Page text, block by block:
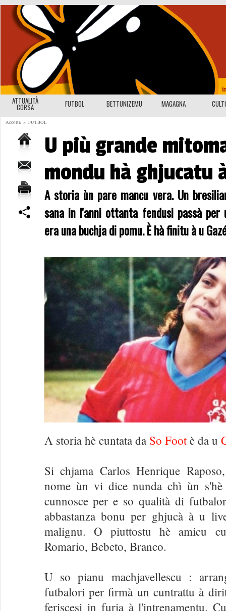
ATTUALITÀ
CORSA FUTBOL BETTUNIZEMU MAGAGNA
Accolta > FUTBOL
U più grande
mondu hà ghjucatu
A storia ùn pare mancu vera. Un
sana in l'anni ottanta fendusi passà
era una buchja di pomu. È hà finitu à u
A storia hè cuntata da So Footè da u
Si chjama Carlos Henrique
nome ùn vi dice nunda chì ùn s'hè
cunnosce per e so qualità di
abbastanza bonu per ghjucà à u
malignu. O piuttostu hè amicu
Romario, Bebeto, Branco.
U so pianu machjavellescu :
futbalori per firmà un cuntrattu à
feriscesi in furia à l'intrenamentu.